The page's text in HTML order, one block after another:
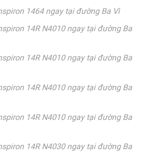
1464 ngay tại đường Ba Vì
14R N4010 ngay tại đường Ba
14R N4010 ngay tại đường Ba
14R N4010 ngay tại đường Ba
14R N4010 ngay tại đường Ba
14R N4030 ngay tại đường Ba